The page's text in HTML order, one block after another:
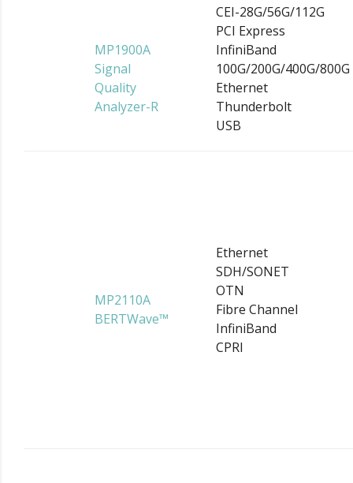
MP1900A
Signal
Quality
Analyzer-R
CEI-28G/56G/112G
PCI Express
InfiniBand
100G/200G/400G/800G
Ethernet
Thunderbolt
USB
MP2110A
BERTWave™
Ethernet
SDH/SONET
OTN
Fibre Channel
InfiniBand
CPRI